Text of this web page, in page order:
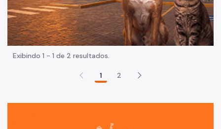
Exibindo 1 - 1 de 2 resultados.
1 2